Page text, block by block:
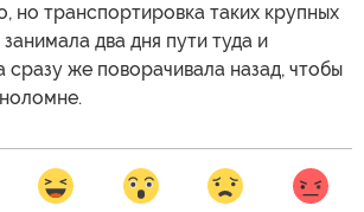
но транспортировка таких крупных
два дня пути туда и
сразу же поворачивала назад, чтобы